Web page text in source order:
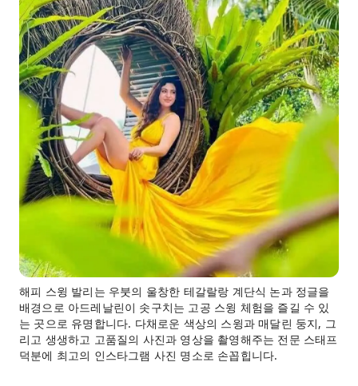
해피 스윙 발리는 우붓의 울창한 테갈랄랑 계단식 논과 정글을
배경으로 아드레날린이 솟구치는 고공 스윙 체험을 즐길 수 있
는 곳으로 유명합니다. 다채로운 색상의 스윙과 매달린 둥지, 그
리고 생생하고 고품질의 사진과 영상을 촬영해주는 전문 스태프
덕분에 최고의 인스타그램 사진 명소로 손꼽힙니다.